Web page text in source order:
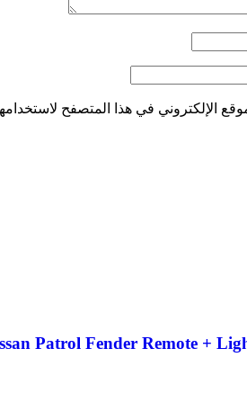
الإلكتروني في هذا المتصفح